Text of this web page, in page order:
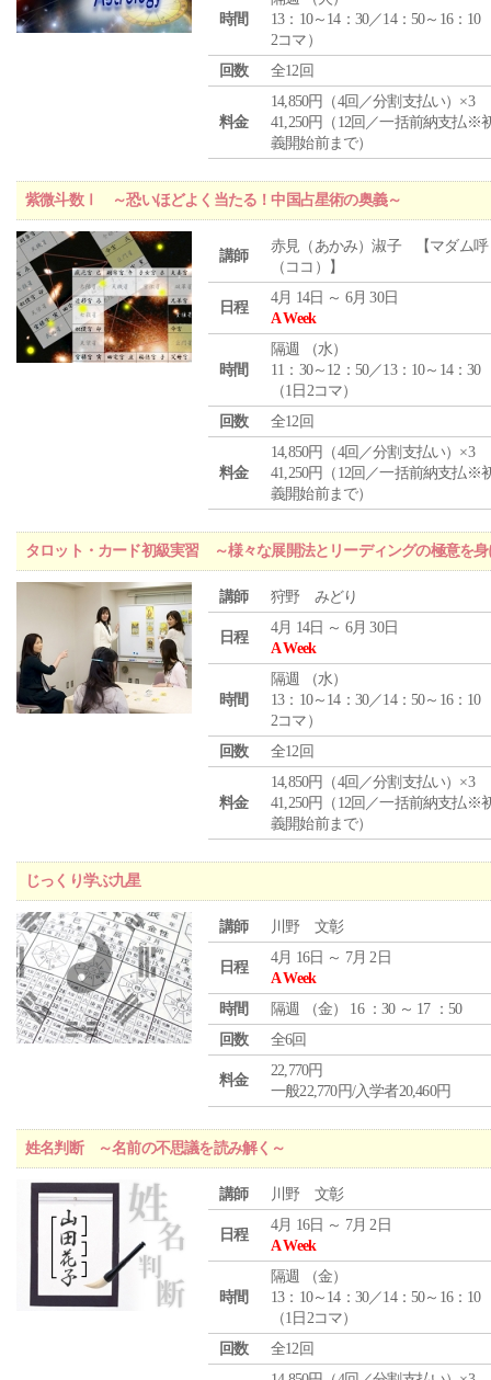
時間
13：10～14：30／14：50～16：10
2コマ）
回数
全12回
料金
14,850円（4回／分割支払い）×3
41,250円（12回／一括前納支払※
義開始前まで）
紫微斗数Ⅰ ～恐いほどよく当たる！中国占星術の奥義～
講師
赤見（あかみ）淑子 【マダム呼
（ココ）】
日程
4月 14日 ～ 6月 30日
A Week
時間
隔週 （水）
11：30～12：50／13：10～14：30
（1日2コマ）
回数
全12回
料金
14,850円（4回／分割支払い）×3
41,250円（12回／一括前納支払※
義開始前まで）
タロット・カード初級実習 ～様々な展開法とリーディングの極意を身
講師 狩野 みどり
日程
4月 14日 ～ 6月 30日
A Week
時間
隔週 （水）
13：10～14：30／14：50～16：10
2コマ）
回数
全12回
料金
14,850円（4回／分割支払い）×3
41,250円（12回／一括前納支払※
義開始前まで）
じっくり学ぶ九星
講師 川野 文彰
日程
4月 16日 ～ 7月 2日
A Week
時間
隔週 （金） 16 ：30 ～ 17 ：50
回数
全6回
料金
22,770円
一般22,770円/入学者20,460円
姓名判断 ～名前の不思議を読み解く～
講師 川野 文彰
日程
4月 16日 ～ 7月 2日
A Week
時間
隔週 （金）
13：10～14：30／14：50～16：10
（1日2コマ）
回数
全12回